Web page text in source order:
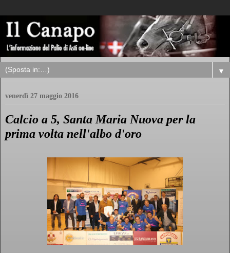
▼
venerdì 27 maggio 2016
Calcio a 5, Santa Maria Nuova per la
prima volta nell'albo d'oro